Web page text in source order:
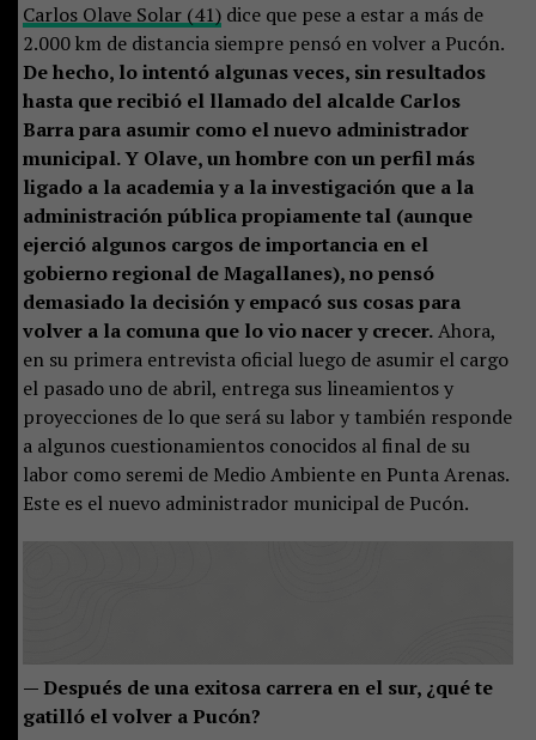
Carlos Olave Solar (41)dice que pese a estar a más de
2.000 km de distancia siempre pensó en volver a Pucón.
De hecho, lo intentó algunas veces, sin resultados
hasta que recibió el llamado del alcalde Carlos
Barra para asumir como el nuevo administrador
municipal. Y Olave, un hombre con un perfil más
ligado a la academia y a la investigación que a la
administración pública propiamente tal (aunque
ejerció algunos cargos de importancia en el
gobierno regional de Magallanes), no pensó
demasiado la decisión y empacó sus cosas para
volver a la comuna que lo vio nacer y crecer.Ahora,
en su primera entrevista oficial luego de asumir el cargo
el pasado uno de abril, entrega sus lineamientos y
proyecciones de lo que será su labor y también responde
a algunos cuestionamientos conocidos al final de su
labor como seremi de Medio Ambiente en Punta Arenas.
Este es el nuevo administrador municipal de Pucón.
— Después de una exitosa carrera en el sur, ¿qué te
gatilló el volver a Pucón?